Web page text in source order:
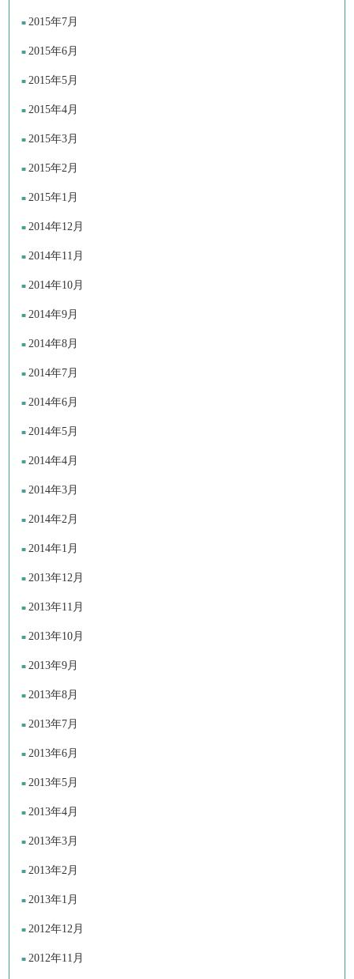
2015年7月
2015年6月
2015年5月
2015年4月
2015年3月
2015年2月
2015年1月
2014年12月
2014年11月
2014年10月
2014年9月
2014年8月
2014年7月
2014年6月
2014年5月
2014年4月
2014年3月
2014年2月
2014年1月
2013年12月
2013年11月
2013年10月
2013年9月
2013年8月
2013年7月
2013年6月
2013年5月
2013年4月
2013年3月
2013年2月
2013年1月
2012年12月
2012年11月